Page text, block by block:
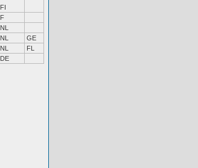
FI
F
NL
NL
GE
NL
FL
DE